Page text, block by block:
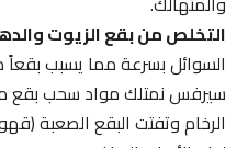
التخلص من بقع الزيوت
السوائل بسرعة مما يسبب بقعاً
سيرفس نمتلك مواد سحب بقع
الرخام وتفتت البقع الصعبة